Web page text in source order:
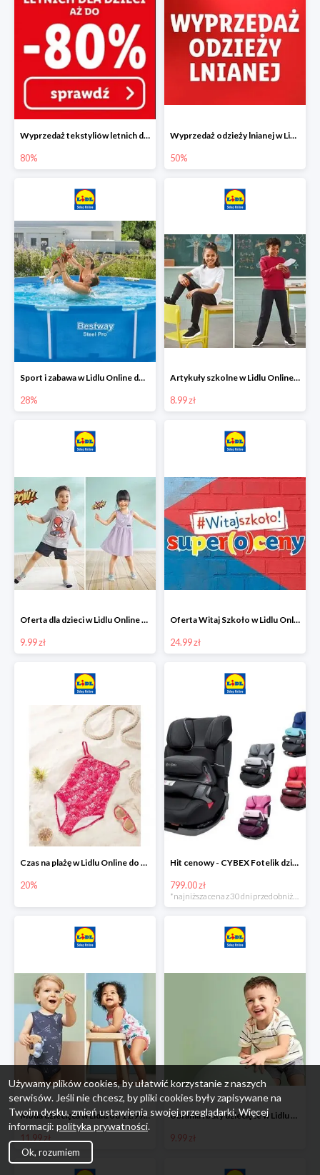
Wyprzedaż tekstyliów letnich dla dzieci w Lidlu Online do -80%
80%
Wyprzedaż odzieży lnianej w Lidlu Online do -50%
50%
Sport i zabawa w Lidlu Online do -28%
28%
Artykuły szkolne w Lidlu Online od 8,99 zł
8.99 zł
Oferta dla dzieci w Lidlu Online od 9,99 zł
9.99 zł
Oferta Witaj Szkoło w Lidlu Online od 24,99 zł
24.99 zł
Czas na plażę w Lidlu Online do -20%
20%
Hit cenowy - CYBEX Fotelik dziecięcy samochodowy Pallasfix grupa I-III, 9-36 kg
799.00 zł
Moda dziecięca w Lidlu od 11.99 zł
11.99 zł
Ubrania i buty dziecięce w Lidlu Online od 9,99 zł
9.99 zł
Używamy plików cookies, by ułatwić korzystanie z naszych
serwisów. Jeśli nie chcesz, by pliki cookies były zapisywane na
Twoim dysku, zmień ustawienia swojej przeglądarki. Więcej
informacji: polityka prywatności.
Ok, rozumiem